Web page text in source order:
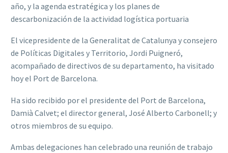
año, y la agenda estratégica y los planes de
descarbonización de la actividad logística portuaria
El vicepresidente de la Generalitat de Catalunya y consejero
de Políticas Digitales y Territorio, Jordi Puigneró,
acompañado de directivos de su departamento, ha visitado
hoy el Port de Barcelona.
Ha sido recibido por el presidente del Port de Barcelona,
Damià Calvet; el director general, José Alberto Carbonell; y
otros miembros de su equipo.
Ambas delegaciones han celebrado una reunión de trabajo